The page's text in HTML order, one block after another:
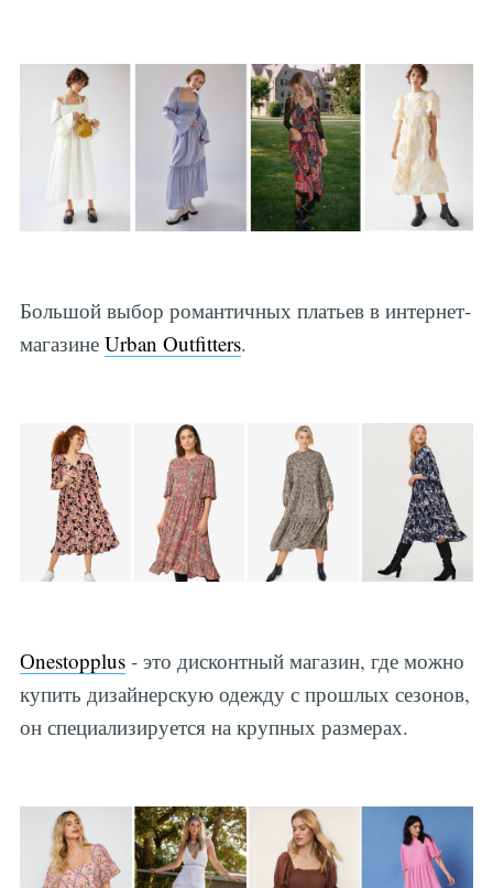
Большой выбор романтичных платьев в интернет-
магазине Urban Outfitters.
Оnestopplus- это дисконтный магазин, где можно
купить дизайнерскую одежду с прошлых сезонов,
он специализируется на крупных размерах.